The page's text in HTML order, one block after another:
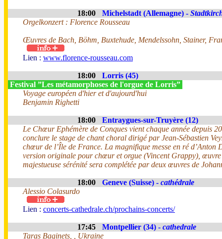
18:00 Michelstadt (Allemagne) -
Orgelkonzert : Florence Rousseau
Œuvres de Bach, Böhm, Buxtehude, Mendelssohn, Stainer,
Lien : www.florence-rousseau.com
18:00
Lorris (45)
Festival ”Les métamorphoses de l'orgue de Lorris”
Voyage européen d'hier et d'aujourd'hui
Benjamin Righetti
18:00
Entraygues-sur-Truyère (12)
Le Chœur Ephémère de Conques vient chaque année depuis
conclure le stage de chant choral dirigé par Jean-Sébastien
chœur de l’Île de France. La magnifique messe en ré d’Anton
version originale pour chœur et orgue (Vincent Grappy), œuvre
majestueuse sérénité sera complétée par deux œuvres de
18:00 Geneve (Suisse) - cathédrale
Alessio Colasurdo
Lien : concerts-cathedrale.ch/prochains-concerts/
17:45 Montpellier (34) - cathedrale
Taras Baginets, , Ukraine